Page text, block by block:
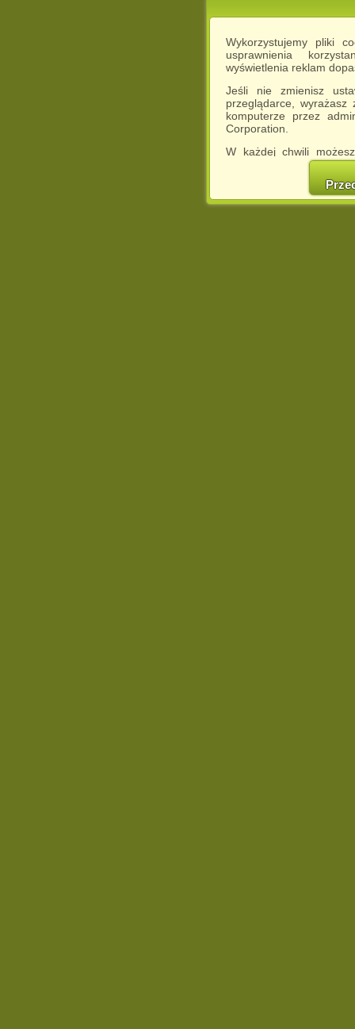
Wykorzystujemy pliki
usprawnienia
wyświetlenia reklam
Jeśli nie zmienisz
przeglądarce,
komputerze przez
Corporation.
W każdej chwili
cookies w swojej
w naszej
http://chomikuj.pl/